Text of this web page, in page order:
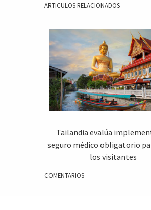
ARTICULOS RELACIONADOS
Tailandia evalúa
seguro médico obligatorio
los visitantes
COMENTARIOS